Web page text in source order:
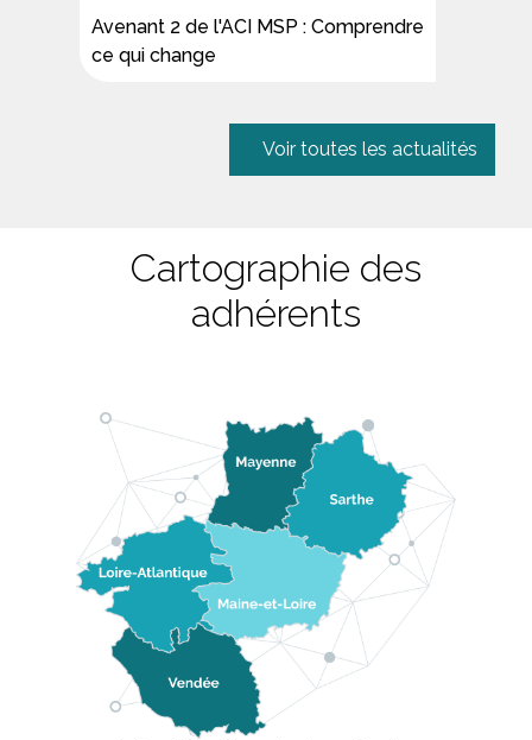
Avenant 2 de l'ACI MSP : Comprendre
ce qui change
Voir toutes les actualités
Cartographie des
adhérents